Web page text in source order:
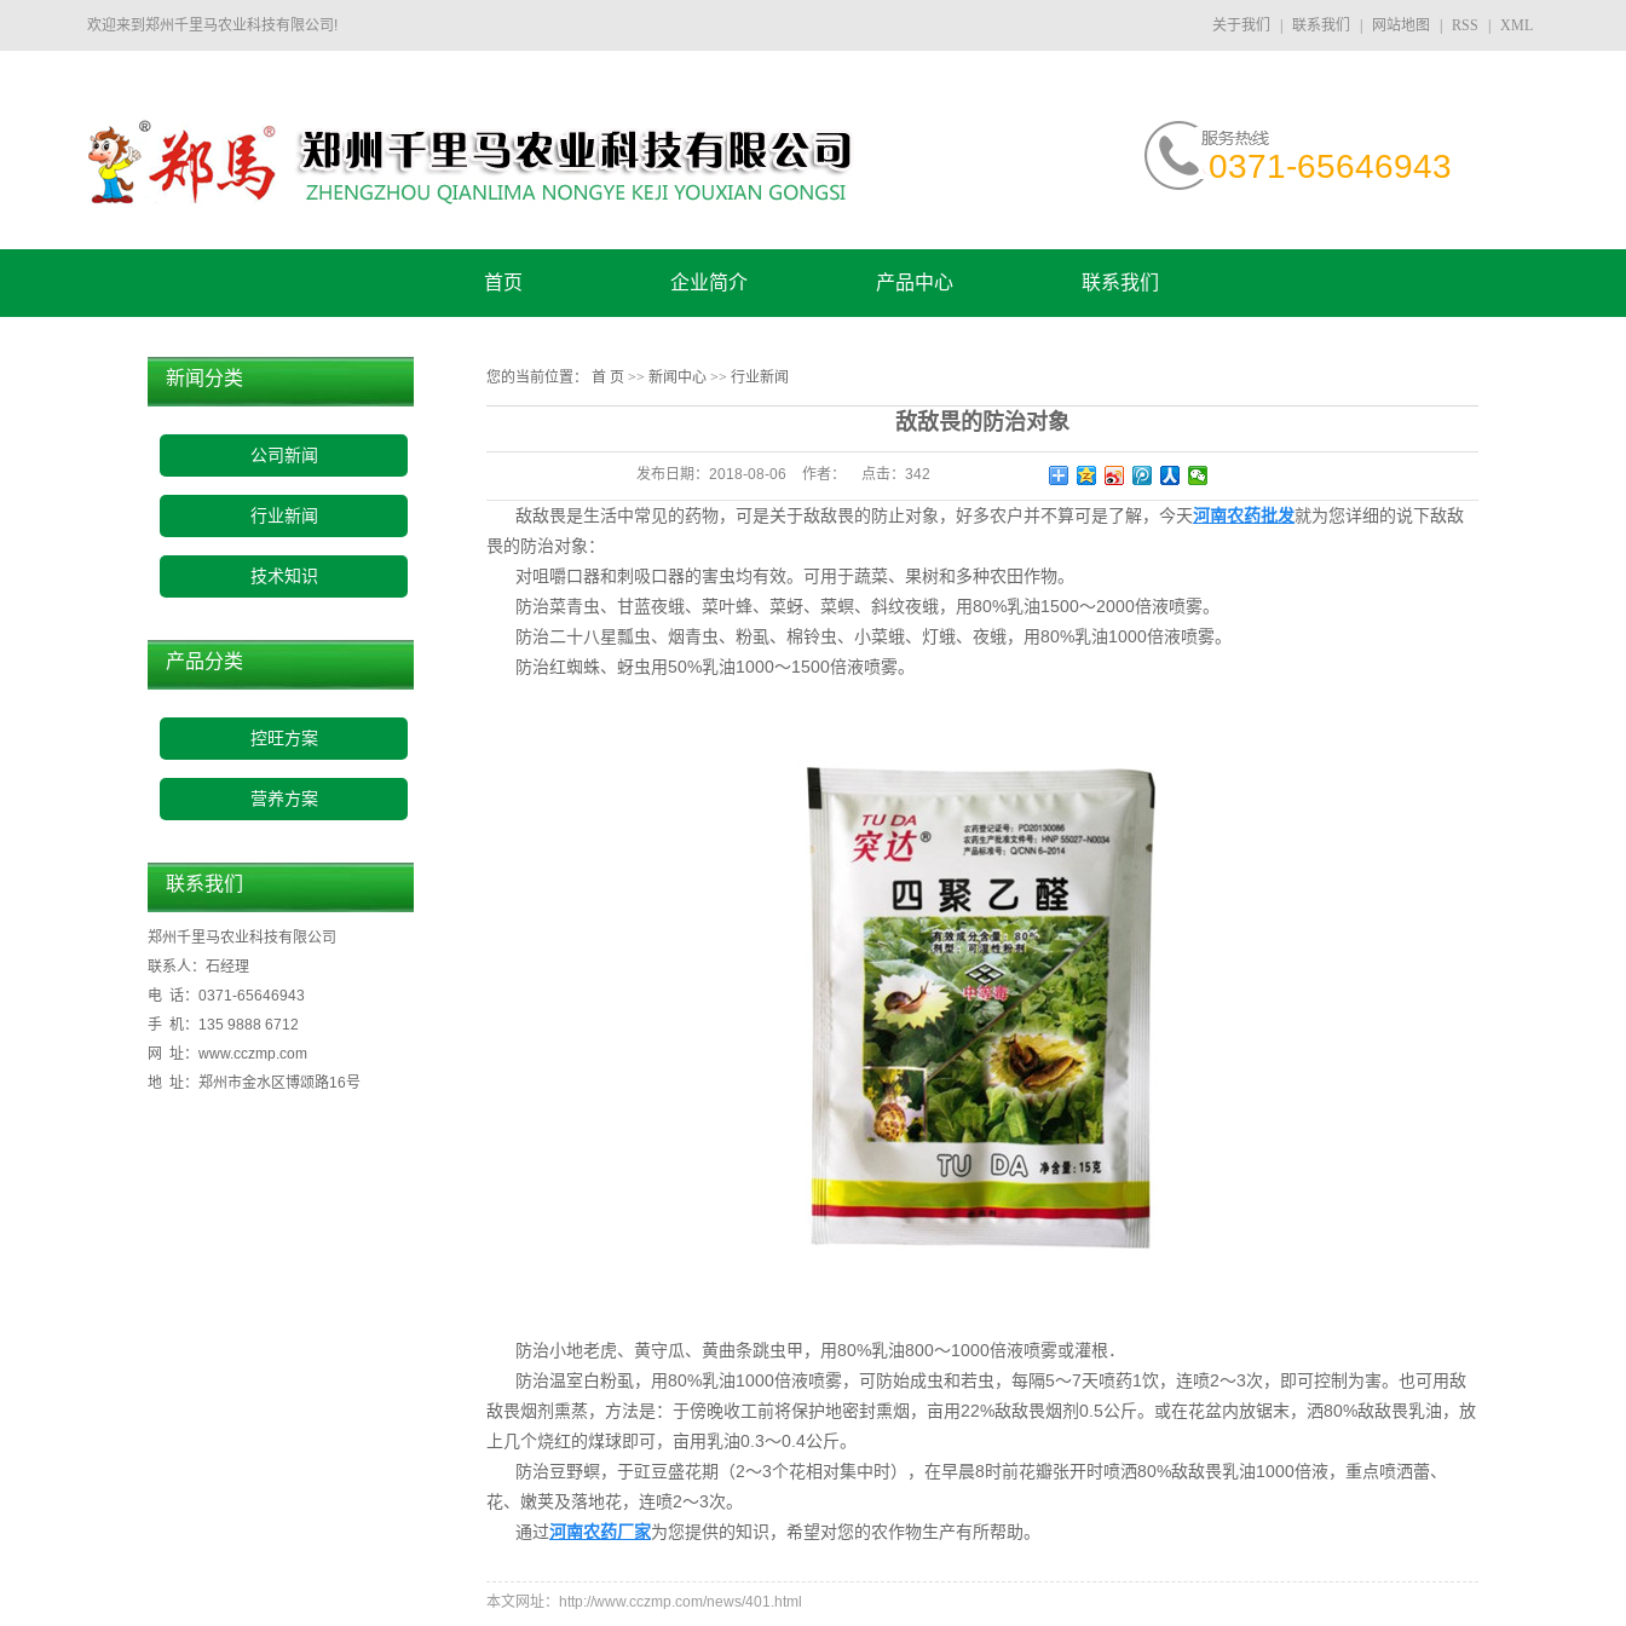
欢迎来到郑州千里马农业科技有限公司! 关于我们 联系我们 网站地图 RSS XML
0371-65646943
首页 企业简介 产品中心 联系我们
新闻分类
公司新闻
行业新闻
技术知识
产品分类
控旺方案
营养方案
联系我们
郑州千里马农业科技有限公司
联系人：石经理
电 话：0371-65646943
手 机：135 9888 6712
网 址：www.cczmp.com
地 址：郑州市金水区博颂路16号
您的当前位置： 首 页 >> 新闻中心 >> 行业新闻
敌敌畏的防治对象
发布日期： 2018-08-06 作者： 点击： 342
敌敌畏是生活中常见的药物，可是关于敌敌畏的防止对象，好多农户并不算可是了解，今天河南农药批发就为您详细的说下敌敌
畏的防治对象：
对咀嚼口器和刺吸口器的害虫均有效。可用于蔬菜、果树和多种农田作物。
防治菜青虫、甘蓝夜蛾、菜叶蜂、菜蚜、菜螟、斜纹夜蛾，用80%乳油1500～2000倍液喷雾。
防治二十八星瓢虫、烟青虫、粉虱、棉铃虫、小菜蛾、灯蛾、夜蛾，用80%乳油1000倍液喷雾。
防治红蜘蛛、蚜虫用50%乳油1000～1500倍液喷雾。
防治小地老虎、黄守瓜、黄曲条跳虫甲，用80%乳油800～1000倍液喷雾或灌根．
防治温室白粉虱，用80%乳油1000倍液喷雾，可防始成虫和若虫，每隔5～7天喷药1饮，连喷2～3次，即可控制为害。也可用敌
敌畏烟剂熏蒸，方法是：于傍晚收工前将保护地密封熏烟，亩用22%敌敌畏烟剂0.5公斤。或在花盆内放锯末，洒80%敌敌畏乳油，放
上几个烧红的煤球即可，亩用乳油0.3～0.4公斤。
防治豆野螟，于豇豆盛花期（2～3个花相对集中时），在早晨8时前花瓣张开时喷洒80%敌敌畏乳油1000倍液，重点喷洒蕾、
花、嫩荚及落地花，连喷2～3次。
通过河南农药厂家为您提供的知识，希望对您的农作物生产有所帮助。
本文网址：http://www.cczmp.com/news/401.html